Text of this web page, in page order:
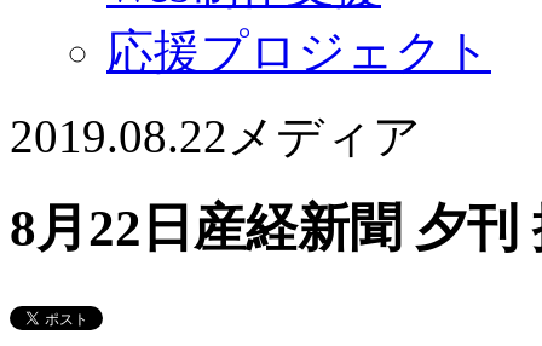
応援プロジェクト
2019.08.22 メディア
8月22日産経新聞 夕